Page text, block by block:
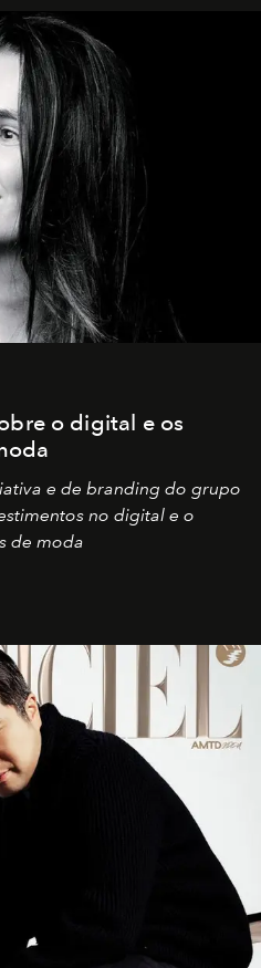
o digital e os
e de branding do grupo
no digital e o
de moda